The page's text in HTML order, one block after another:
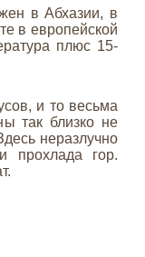
в Абхазии, в
в европейской
плюс 15-
и то весьма
так близко не
неразлучно
прохлада гор.
даете
Согласие
в порядке и на
cookies.